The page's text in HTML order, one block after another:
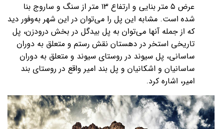
عرض ۵ متر بنایی و ارتفاع ۱۳ متر از سنگ و ساروج بنا
شده است. مشابه این پل را می‌توان در این شهر به‌وفور دید
که از جمله آنها می‌توان به پل بیدگل در بخش درودزن، پل
تاریخی استخر در دهستان نقش رستم و متعلق به دوران
ساسانی، پل سیوند در روستای سیوند و متعلق به دوران
ساسانیان و اشکانیان و پل بند امیر واقع در روستای بند
امیر، اشاره کرد.